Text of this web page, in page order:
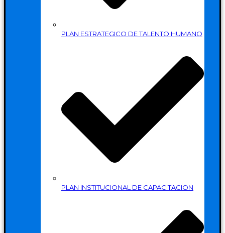
PLAN ESTRATEGICO DE TALENTO HUMANO
PLAN INSTITUCIONAL DE CAPACITACION